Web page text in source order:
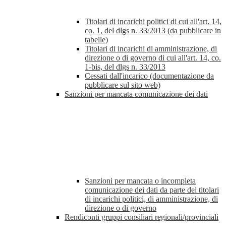
Titolari di incarichi politici di cui all'art. 14,
co. 1, del dlgs n. 33/2013 (da pubblicare in
tabelle)
Titolari di incarichi di amministrazione, di
direzione o di governo di cui all'art. 14, co.
1-bis, del dlgs n. 33/2013
Cessati dall'incarico (documentazione da
pubblicare sul sito web)
Sanzioni per mancata comunicazione dei dati
Sanzioni per mancata o incompleta
comunicazione dei dati da parte dei titolari
di incarichi politici, di amministrazione, di
direzione o di governo
Rendiconti gruppi consiliari regionali/provinciali